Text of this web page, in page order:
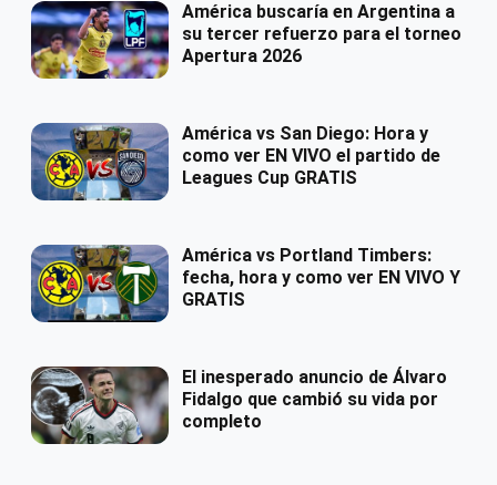
América buscaría en Argentina a
su tercer refuerzo para el torneo
Apertura 2026
América vs San Diego: Hora y
como ver EN VIVO el partido de
Leagues Cup GRATIS
América vs Portland Timbers:
fecha, hora y como ver EN VIVO Y
GRATIS
El inesperado anuncio de Álvaro
Fidalgo que cambió su vida por
completo